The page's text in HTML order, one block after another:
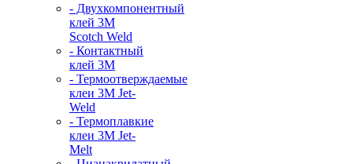
- Двухкомпонентный
клей 3М
Scotch Weld
- Контактный
клей 3M
- Термоотверждаемые
клеи 3М Jet-
Weld
- Термоплавкие
клеи 3М Jet-
Melt